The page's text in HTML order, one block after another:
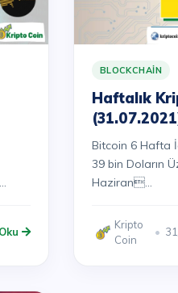
BLOCKCHAIN
Haftalık
Bitcoin 6 Hafta
39 bin Doların
Haziran...
Kripto
Coin